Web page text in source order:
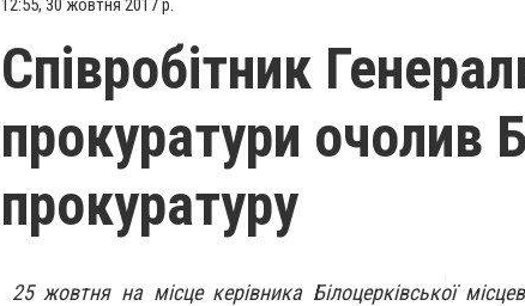
12:55, 30 жовтня 2017 р.
Співробітник
прокуратури очолив
прокуратуру
25 жовтня на місце керівника Білоцерківської